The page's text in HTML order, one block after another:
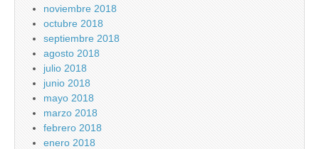
noviembre 2018
octubre 2018
septiembre 2018
agosto 2018
julio 2018
junio 2018
mayo 2018
marzo 2018
febrero 2018
enero 2018